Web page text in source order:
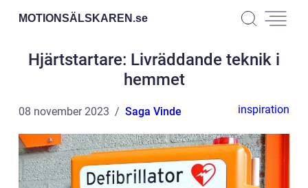
MOTIONSÄLSKAREN.se
Hjärtstartare: Livräddande teknik i
hemmet
08 november 2023 Saga Vinde inspiration